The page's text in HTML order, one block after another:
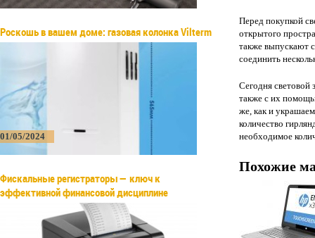
Роскошь в вашем доме: газовая колонка Vilterm
01/05/2024
Фискальные регистраторы — ключ к
эффективной финансовой дисциплине
Перед покупкой
открытого
также выпускают
соединить
Сегодня световой
также с их
же, как и
количество
необходимое
Похожие